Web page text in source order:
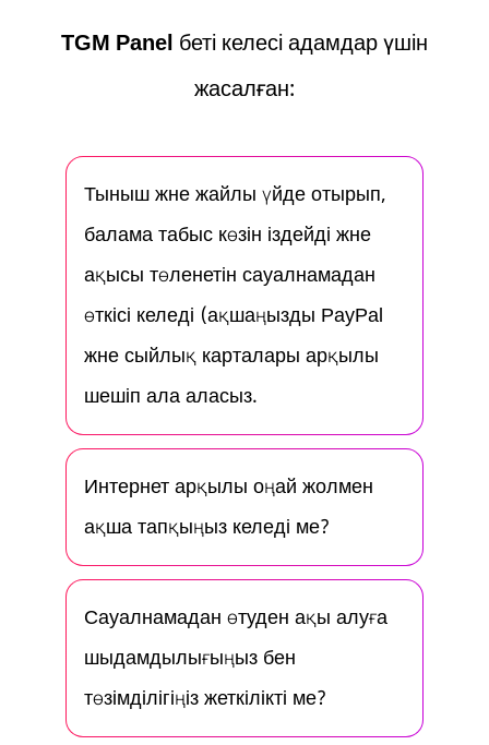
TGM Panelбеті келесі адамдар үшін
жасалған:
Тыныш және жайлы үйде отырып,
балама табыс көзін іздейді және
ақысы төленетін сауалнамадан
өткісі келеді (ақшаңызды PayPal
және сыйлық карталары арқылы
шешіп ала аласыз.
Интернет арқылы оңай жолмен
ақша тапқыңыз келеді ме?
Сауалнамадан өтуден ақы алуға
шыдамдылығыңыз бен
төзімділігіңіз жеткілікті ме?